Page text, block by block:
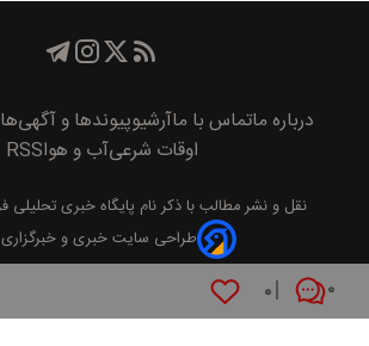
۰ ۰
درباره ماتماس با ماآرشیوپیوند‌ها و آگهی‌ها
اوقات شرعیآب و هواRSS
نقل و نشر مطالب با ذکر نام پايگاه خبری تحليلی
طراحی سایت خبری و خبرگزاری